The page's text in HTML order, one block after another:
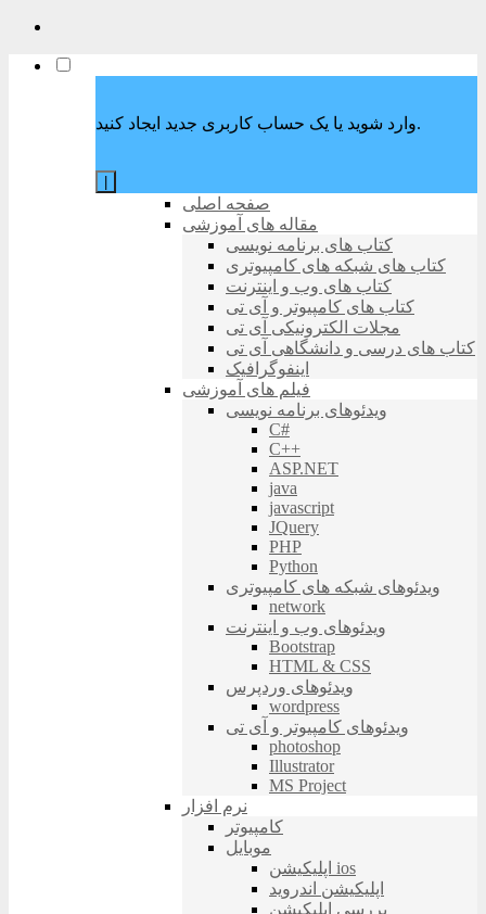
وارد شوید یا یک حساب کاربری جدید ایجاد کنید.
صفحه اصلی
مقاله های آموزشی
کتاب های برنامه نویسی
کتاب های شبکه های کامپیوتری
کتاب های وب و اینترنت
کتاب های کامپیوتر و آی تی
مجلات الکترونیکی آی تی
کتاب های درسی و دانشگاهی آی تی
اینفوگرافیک
فیلم های آموزشی
ویدئوهای برنامه نویسی
C#
C++
ASP.NET
java
javascript
JQuery
PHP
Python
ویدئوهای شبکه های کامپیوتری
network
ویدئوهای وب و اینترنت
Bootstrap
HTML & CSS
ویدئوهای وردپرس
wordpress
ویدئوهای کامپیوتر و آی تی
photoshop
Illustrator
MS Project
نرم افزار
کامپیوتر
موبایل
اپلیکیشن ios
اپلیکیشن اندروید
بررسی اپلیکیشن